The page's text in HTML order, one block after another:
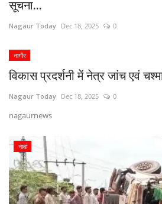
सूचना...
Nagaur Today Dec 18, 2025 0
नागौर
विकास प्रदर्शनी में नेत्र जांच एवं
Nagaur Today Dec 18, 2025 0
nagaurnews
नावां